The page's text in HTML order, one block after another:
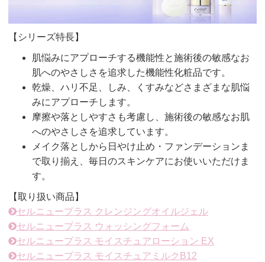
【シリーズ特長】
肌悩みにアプローチする機能性と施術後の敏感なお
肌へのやさしさを追求した機能性化粧品です。
乾燥、ハリ不足、しみ、くすみなどさまざまな肌悩
みにアプローチします。
摩擦や落としやすさも考慮し、施術後の敏感なお肌
へのやさしさを追求しています。
メイク落としから日やけ止め・ファンデーションま
で取り揃え、毎日のスキンケアにお使いいただけま
す。
【取り扱い商品】
セルニュープラス クレンジングオイルジェル
セルニュープラス ウォッシングフォーム
セルニュープラス モイスチュアローション EX
セルニュープラス モイスチュアミルクB12